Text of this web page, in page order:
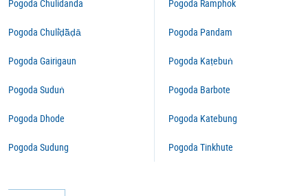
Pogoda Chulidanda
Pogoda Chuli̇̄ḍā̃ḍā
Pogoda Gairigaun
Pogoda Suduṅ
Pogoda Dhode
Pogoda Sudung
Pogoda Ramphok
Pogoda Pandam
Pogoda Kaṭebuṅ
Pogoda Barbote
Pogoda Katebung
Pogoda Tinkhute